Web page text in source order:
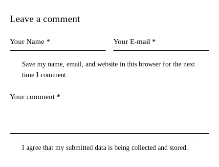
Leave a comment
Save my name, email, and website in this browser for the next
time I comment.
I agree that my submitted data is beingcollected and stored.